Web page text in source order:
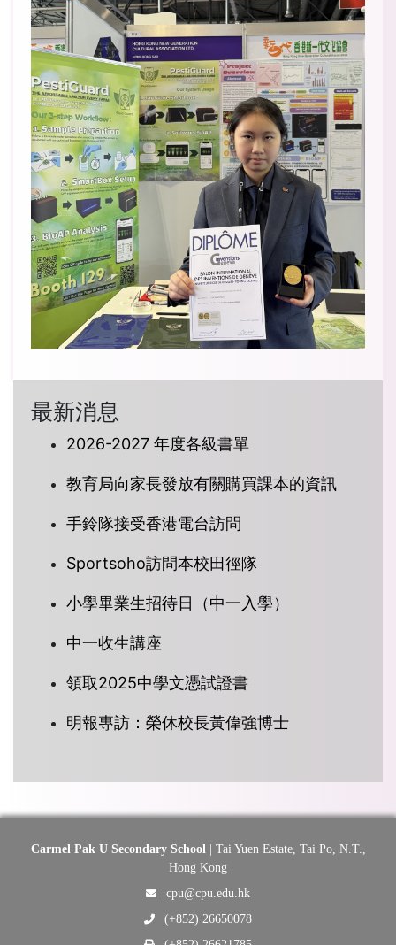
最新消息
2026-2027 年度各級書單
教育局向家長發放有關購買課本的資訊
手鈴隊接受香港電台訪問
Sportsoho訪問本校田徑隊
小學畢業生招待日（中一入學）
中一收生講座
領取2025中學文憑試證書
明報專訪：榮休校長黃偉強博士
Carmel Pak U Secondary School| Tai Yuen Estate, Tai Po, N.T.,
Hong Kong
cpu@cpu.edu.hk
(+852) 26650078